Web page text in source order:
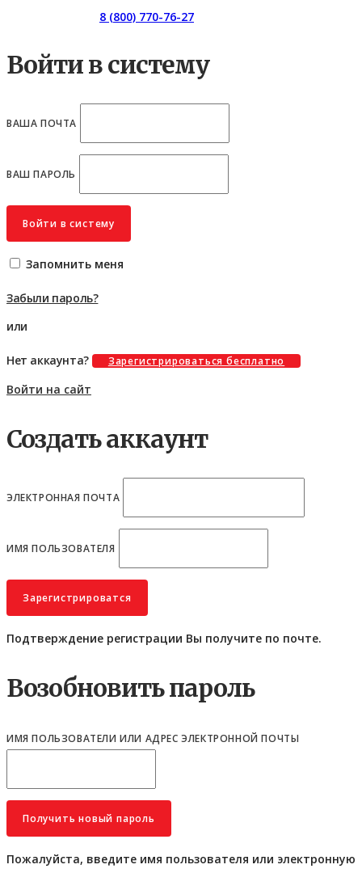
8 (800) 770-76-27
Войти в систему
ВАША ПОЧТА
ВАШ ПАРОЛЬ
Войти в систему
Запомнить меня
Забыли пароль?
или
Нет аккаунта? Зарегистрироваться бесплатно
Войти на сайт
Создать аккаунт
ЭЛЕКТРОННАЯ ПОЧТА
ИМЯ ПОЛЬЗОВАТЕЛЯ
Подтверждение регистрации Вы получите по почте.
Возобновить пароль
ИМЯ ПОЛЬЗОВАТЕЛИ ИЛИ АДРЕС ЭЛЕКТРОННОЙ ПОЧТЫ
Пожалуйста, введите имя пользователя или электронную